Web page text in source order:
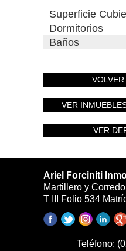
Superficie
Dormitorios
Baños
VER
VER
Ariel Forciniti
Martillero y
T III Folio 534
Teléfono: